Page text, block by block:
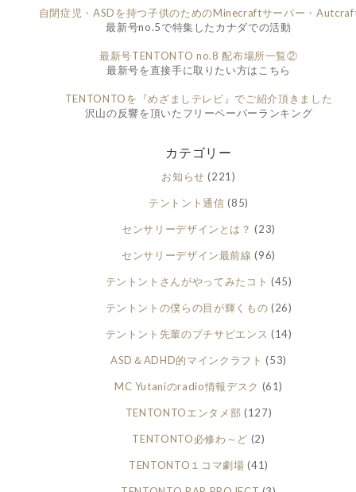
自閉症児・ASDを持つ子供のためのMinecraftサーバー・
最新号no.5で特集したカナダでの活動
最新号TENTONTO no.8 配布場所一覧②
最新号を直接手に取りたい方はこちら
TENTONTOを『めざましテレビ』でご紹介頂きました
沢山の反響を頂いたフリーペーパーランキング
カテゴリー
お知らせ (221)
テントント通信 (85)
センサリーデザインとは？ (23)
センサリーデザイン最前線 (96)
テントントさんがやってみたコト (45)
テントントの僕らの目が輝くもの (26)
テントント先輩のプチサピエンス (14)
ASD＆ADHD的マインクラフト (53)
MC Yutaniのradio情報デスク (61)
TENTONTOエンタメ部 (127)
TENTONTO必修わ～ど (2)
TENTONTO１コマ劇場 (41)